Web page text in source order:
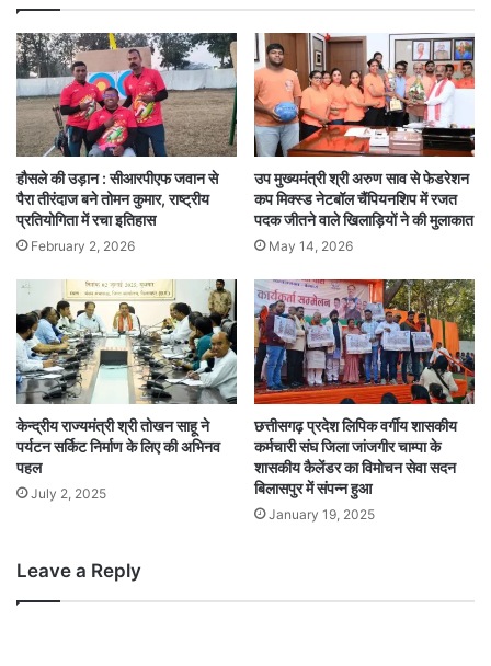
हौसले की उड़ान : सीआरपीएफ जवान से
पैरा तीरंदाज बने तोमन कुमार, राष्ट्रीय
प्रतियोगिता में रचा इतिहास
February 2, 2026
उप मुख्यमंत्री श्री अरुण साव से फेडरेशन
कप मिक्स्ड नेटबॉल चैंपियनशिप में रजत
पदक जीतने वाले खिलाड़ियों ने की मुलाकात
May 14, 2026
केन्द्रीय राज्यमंत्री श्री तोखन साहू ने
पर्यटन सर्किट निर्माण के लिए की अभिनव
पहल
July 2, 2025
छत्तीसगढ़ प्रदेश लिपिक वर्गीय शासकीय
कर्मचारी संघ जिला जांजगीर चाम्पा के
शासकीय कैलेंडर का विमोचन सेवा सदन
बिलासपुर में संपन्न हुआ
January 19, 2025
Leave a Reply